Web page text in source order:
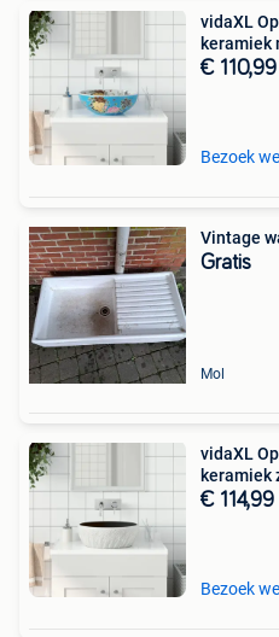
vidaXL
keramiek
€ 110,99
Bezoek
Vintage
Gratis
Mol
vidaXL
keramiek
€ 114,99
Bezoek